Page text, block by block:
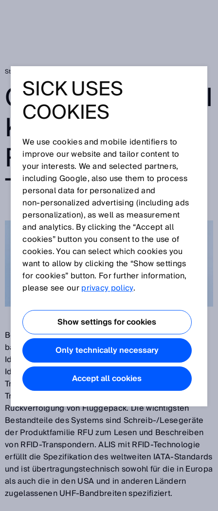
Startseite
GEPÄCKIDENTIFI
KATION MIT
RFID-
TECHNOLOGIE
Bei dieser Lösung zum Identifizieren von Fluggepäck
basiert ALIS auf RFID-Technologie (Radio Frequency
Identification). Der besondere Vorteil: Beim
Identifizieren von am Gepäck angebrachten IATA-
Transpondern ist kein direkter Sichtkontakt zum
Transponder nötig. Das erleichtert die zuverlässige
Rückverfolgung von Fluggepäck. Die wichtigsten
Bestandteile des Systems sind Schreib-/Lesegeräte
der Produktfamilie RFU zum Lesen und Beschreiben
von RFID-Transpondern. ALIS mit RFID-Technologie
erfüllt die Spezifikation des weltweiten IATA-Standards
und ist übertragungstechnisch sowohl für die in Europa
als auch die in den USA und in anderen Ländern
zugelassenen UHF-Bandbreiten spezifiziert.
SICK USES
COOKIES
We use cookies and mobile identifiers to
improve our website and tailor content to
your interests. We and selected partners,
including Google, also use them to process
personal data for personalized and
non‑personalized advertising (including ads
personalization), as well as measurement
and analytics. By clicking the “Accept all
cookies” button you consent to the use of
cookies. You can select which cookies you
want to allow by clicking the “Show settings
for cookies” button. For further information,
please see ourprivacy policy.
Show settings for cookies
Only technically necessary
Accept all cookies